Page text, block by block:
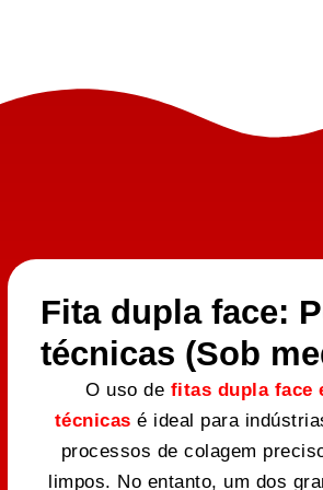
Fita dupla face:
técnicas (Sob
O uso de fitas dupla face
técnicas é ideal para
processos de colagem
limpos. No entanto, um dos